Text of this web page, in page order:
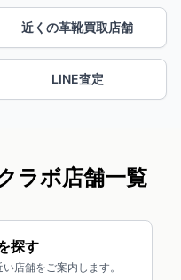
近くの革靴買取店舗
LINE査定
ラボ店舗一覧
探す
店舗をご案内します。